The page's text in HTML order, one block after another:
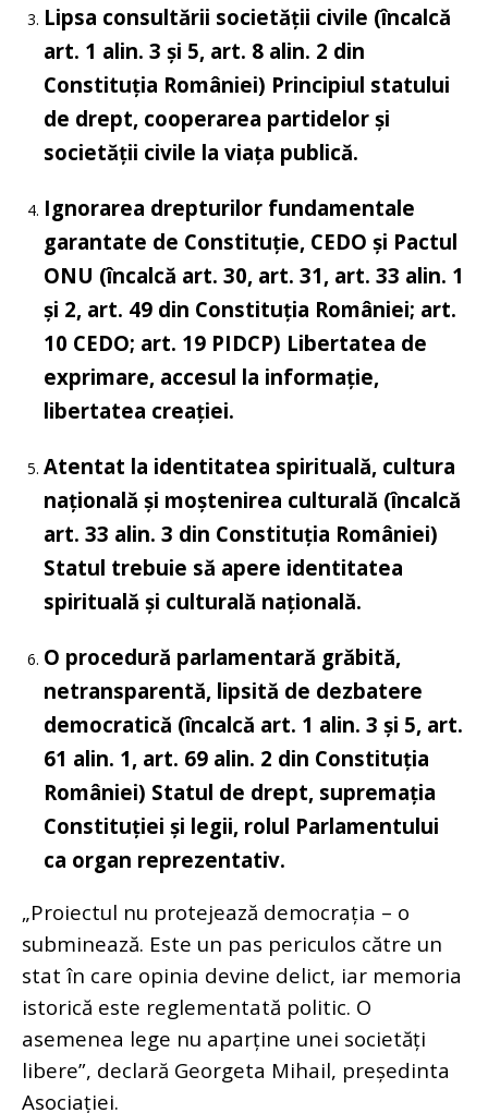
Lipsa consultării societății civile (încalcă
art. 1 alin. 3 și 5, art. 8 alin. 2 din
Constituția României) Principiul statului
de drept, cooperarea partidelor și
societății civile la viața publică.
Ignorarea drepturilor fundamentale
garantate de Constituție, CEDO și Pactul
ONU (încalcă art. 30, art. 31, art. 33 alin. 1
și 2, art. 49 din Constituția României; art.
10 CEDO; art. 19 PIDCP) Libertatea de
exprimare, accesul la informație,
libertatea creației.
Atentat la identitatea spirituală, cultura
națională și moștenirea culturală (încalcă
art. 33 alin. 3 din Constituția României)
Statul trebuie să apere identitatea
spirituală și culturală națională.
O procedură parlamentară grăbită,
netransparentă, lipsită de dezbatere
democratică (încalcă art. 1 alin. 3 și 5, art.
61 alin. 1, art. 69 alin. 2 din Constituția
României) Statul de drept, supremația
Constituției și legii, rolul Parlamentului
ca organ reprezentativ.
„Proiectul nu protejează democrația – o
subminează. Este un pas periculos către un
stat în care opinia devine delict, iar memoria
istorică este reglementată politic. O
asemenea lege nu aparține unei societăți
libere”, declară Georgeta Mihail, președinta
Asociației.